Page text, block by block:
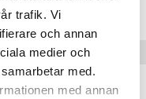
trafik. Vi
och annan
medier och
med.
med annan